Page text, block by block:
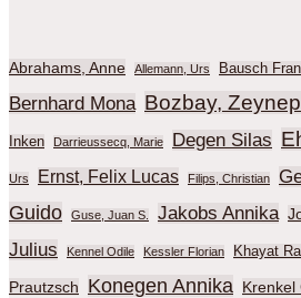
Abrahams, Anne Allemann, Urs Bausch
Bernhard Mona Bozbay, Zeynep
Inken Darrieussecq, Marie Degen Silas
Urs Ernst, Felix Lucas Filips, Christian
Guido
Guse, Juan S. Jakobs Annika
Julius
Kennel Odile Kessler Florian Khayat
Prautzsch Konegen Annika Krenkel